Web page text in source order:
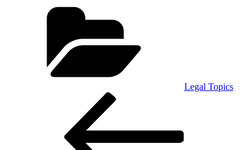
Legal Topics
Beitragsnavigation